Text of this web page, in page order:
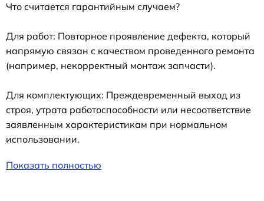
Что считается гарантийным случаем?
Для работ: Повторное проявление дефекта, который
напрямую связан с качеством проведенного ремонта
(например, некорректный монтаж запчасти).
Для комплектующих: Преждевременный выход из
строя, утрата работоспособности или несоответствие
заявленным характеристикам при нормальном
использовании.
Показать полностью